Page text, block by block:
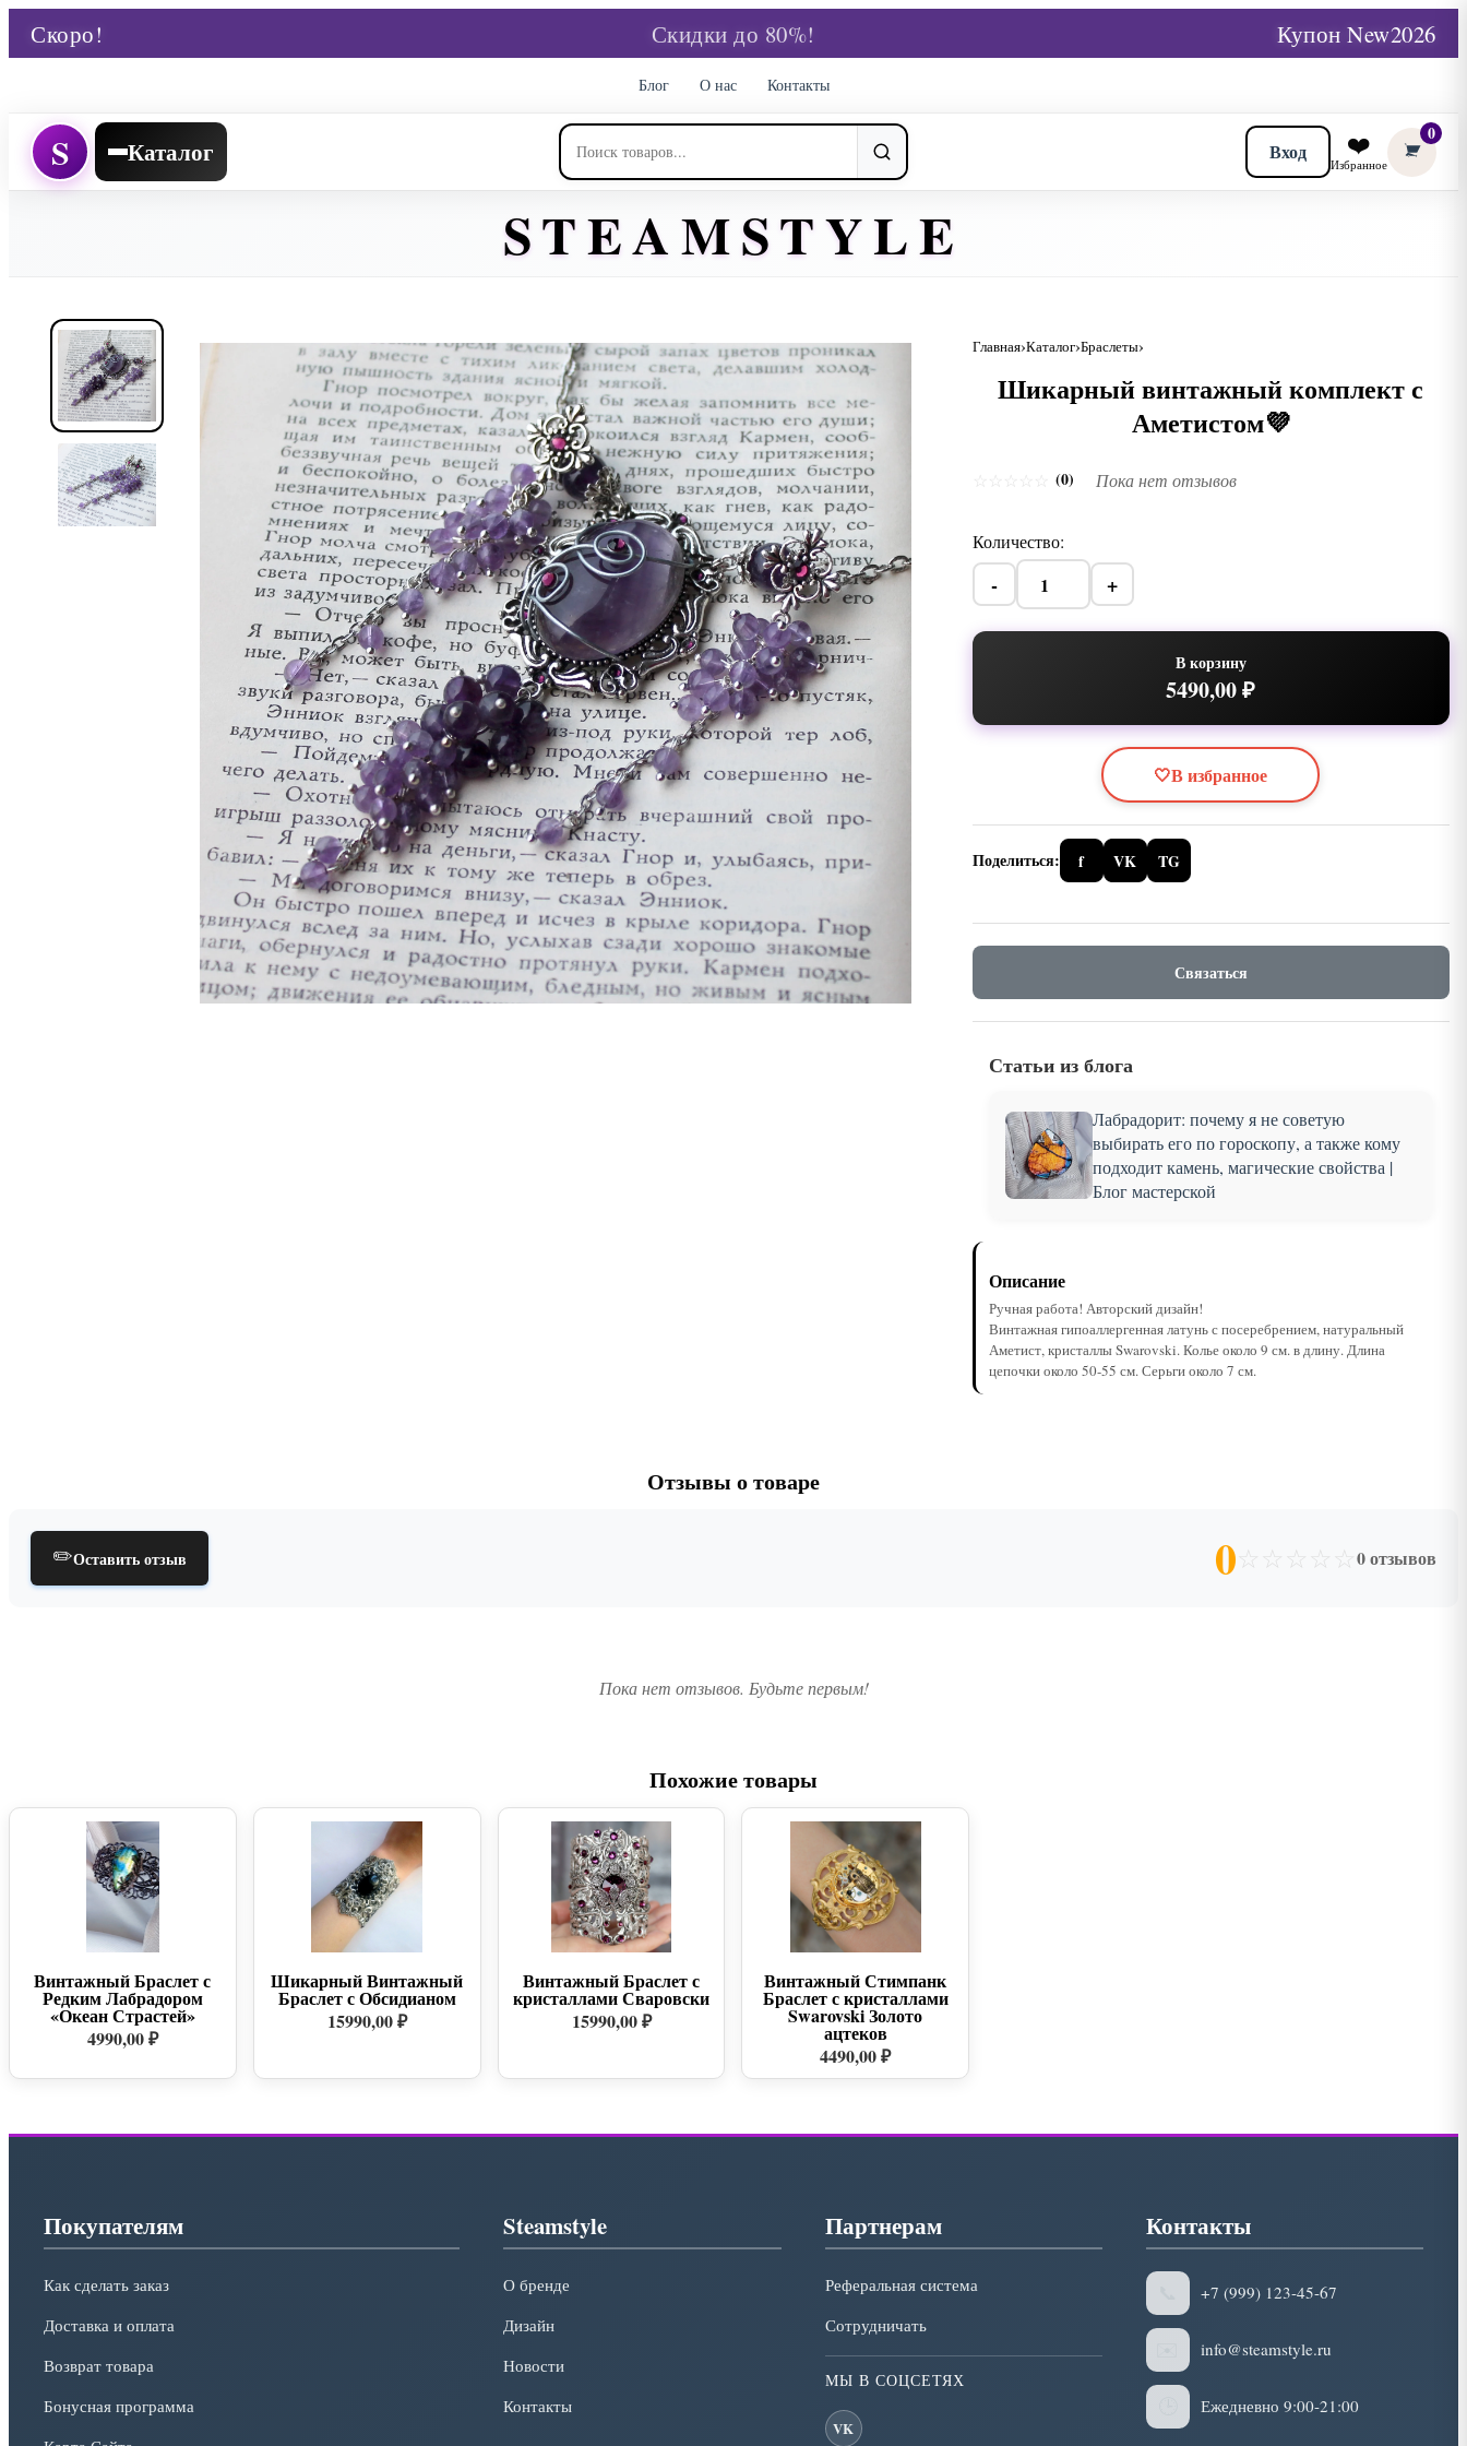
Скоро! Скидки до 80%! Купон New2026
Блог О нас Контакты
S Каталог Вход ❤️
Избранное
0
STEAMSTYLE
Главная Каталог Браслеты
Шикарный винтажный комплект с
Аметистом💜
(0) Пока нет отзывов
Количество:
- +
В корзину
5490,00 ₽
🤍В избранное
Поделиться: f VK TG
Связаться
Статьи из блога
Лабрадорит: почему я не советую
выбирать его по гороскопу, а также кому
подходит камень, магические свойства |
Блог мастерской
Описание
Ручная работа! Авторский дизайн!
Винтажная гипоаллергенная латунь с посеребрением, натуральный
Аметист, кристаллы Swarovski. Колье около 9 см. в длину. Длина
цепочки около 50-55 см. Серьги около 7 см.
Отзывы о товаре
✏️Оставить отзыв 0 ☆ ☆ ☆ ☆ ☆ 0 отзывов
Пока нет отзывов. Будьте первым!
Похожие товары
Винтажный Браслет с
Редким Лабрадором
«Океан Страстей»
4990,00 ₽
Шикарный Винтажный
Браслет с Обсидианом
15990,00 ₽
Винтажный Браслет с
кристаллами Сваровски
15990,00 ₽
Винтажный Стимпанк
Браслет с кристаллами
Swarovski Золото
ацтеков
4490,00 ₽
Покупателям
Как сделать заказ
Доставка и оплата
Возврат товара
Бонусная программа
Steamstyle
О бренде
Дизайн
Новости
Контакты
Партнерам
Реферальная система
Сотрудничать
МЫ В СОЦСЕТЯХ
VK
Контакты
+7 (999) 123-45-67
info@steamstyle.ru
Ежедневно 9:00-21:00